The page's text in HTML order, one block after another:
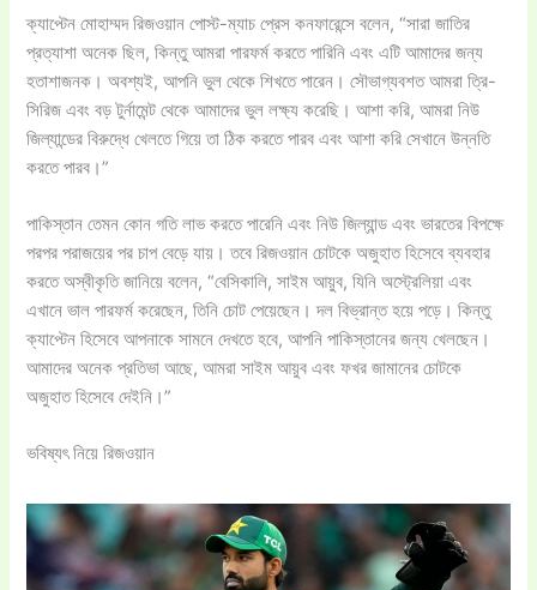
ক্যাপ্টেন মোহাম্মদ রিজওয়ান পোস্ট-ম্যাচ প্রেস কনফারেন্সে বলেন, “সারা জাতির
প্রত্যাশা অনেক ছিল, কিন্তু আমরা পারফর্ম করতে পারিনি এবং এটি আমাদের জন্য
হতাশাজনক। অবশ্যই, আপনি ভুল থেকে শিখতে পারেন। সৌভাগ্যবশত আমরা ত্রি-
সিরিজ এবং বড় টুর্নামেন্ট থেকে আমাদের ভুল লক্ষ্য করেছি। আশা করি, আমরা নিউ
জিল্যান্ডের বিরুদ্ধে খেলতে গিয়ে তা ঠিক করতে পারব এবং আশা করি সেখানে উন্নতি
করতে পারব।”
পাকিস্তান তেমন কোন গতি লাভ করতে পারেনি এবং নিউ জিল্যান্ড এবং ভারতের বিপক্ষে
পরপর পরাজয়ের পর চাপ বেড়ে যায়। তবে রিজওয়ান চোটকে অজুহাত হিসেবে ব্যবহার
করতে অস্বীকৃতি জানিয়ে বলেন, “বেসিকালি, সাইম আয়ুব, যিনি অস্ট্রেলিয়া এবং
এখানে ভাল পারফর্ম করেছেন, তিনি চোট পেয়েছেন। দল বিভ্রান্ত হয়ে পড়ে। কিন্তু
ক্যাপ্টেন হিসেবে আপনাকে সামনে দেখতে হবে, আপনি পাকিস্তানের জন্য খেলছেন।
আমাদের অনেক প্রতিভা আছে, আমরা সাইম আয়ুব এবং ফখর জামানের চোটকে
অজুহাত হিসেবে দেইনি।”
ভবিষ্যৎ নিয়ে রিজওয়ান